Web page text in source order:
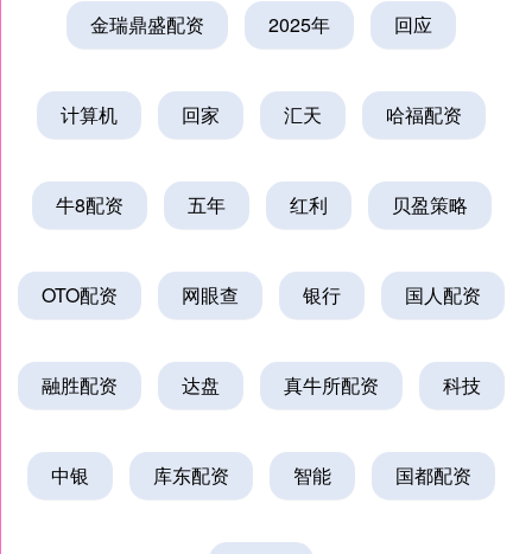
金瑞鼎盛配资 2025年 回应
计算机 回家 汇天 哈福配资
牛8配资 五年 红利 贝盈策略
OTO配资 网眼查 银行 国人配资
融胜配资 达盘 真牛所配资 科技
中银 库东配资 智能 国都配资